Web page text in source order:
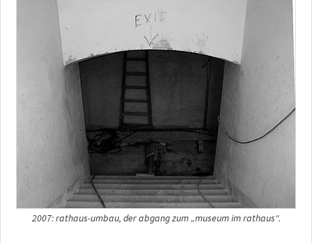
2007: rathaus-umbau, der abgang zum „museum im rathaus“.